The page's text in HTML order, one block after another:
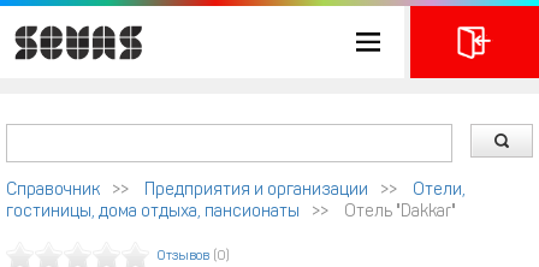
Справочник >> Предприятия и организации >>
Отели,
гостиницы, дома отдыха, пансионаты
>> Отель "Dakkar"
Отзывов (0)